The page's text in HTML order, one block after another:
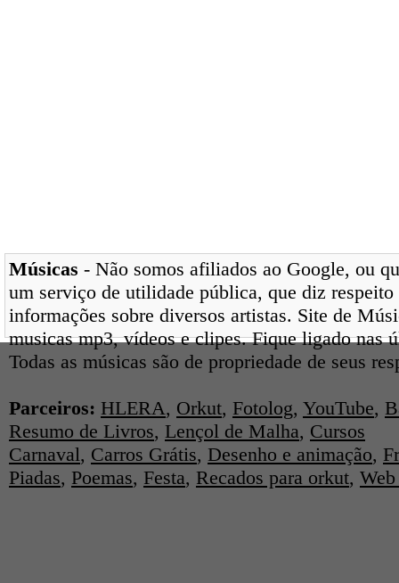
Músicas - Não somos afiliados ao Google, ou
um serviço de utilidade pública, que diz
informações sobre diversos artistas. Site de
musicas mp3, vídeos e clipes. Fique ligado nas
Todas as músicas são de propriedade de seus
Parceiros: HLERA, Orkut, Fotolog, YouTube,
Resumo de Livros, Lençol de Malha, Cursos
Carnaval, Carros Grátis, Desenho e animação,
Piadas, Poemas, Festa, Recados para orkut,